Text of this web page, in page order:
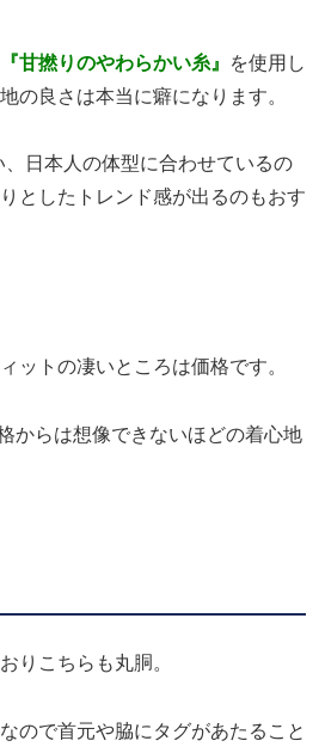
甘撚りのやわらかい糸』
を使用し
の良さは本当に癖になります。
、日本人の体型に合わせているの
としたトレンド感が出るのもおす
ットの凄いところは価格です。
からは想像できないほどの着心地
りこちらも丸胴。
ので首元や脇にタグがあたること